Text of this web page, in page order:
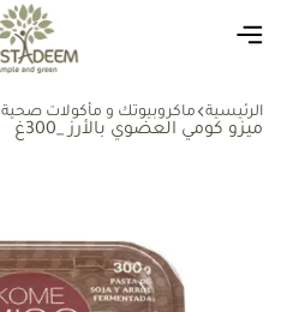
الرئيسية ماكروبيوتك و مأكولات صحية
ميزو كومي العضوي بالأرز _300غ